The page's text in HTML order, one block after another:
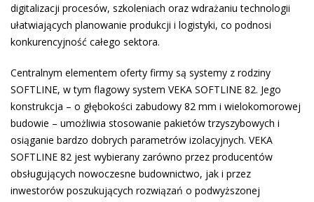
digitalizacji procesów, szkoleniach oraz wdrażaniu technologii
ułatwiających planowanie produkcji i logistyki, co podnosi
konkurencyjność całego sektora.
Centralnym elementem oferty firmy są systemy z rodziny
SOFTLINE, w tym flagowy system VEKA SOFTLINE 82. Jego
konstrukcja – o głębokości zabudowy 82 mm i wielokomorowej
budowie – umożliwia stosowanie pakietów trzyszybowych i
osiąganie bardzo dobrych parametrów izolacyjnych. VEKA
SOFTLINE 82 jest wybierany zarówno przez producentów
obsługujących nowoczesne budownictwo, jak i przez
inwestorów poszukujących rozwiązań o podwyższonej